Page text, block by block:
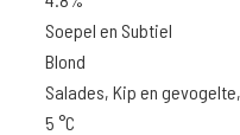
Soepel en Subtiel
Blond
Salades, Kip en
5 °C